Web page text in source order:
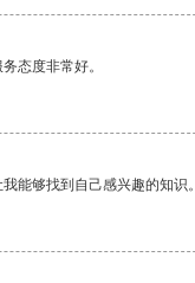
态度非常好。
能够找到自己感兴趣的知识。